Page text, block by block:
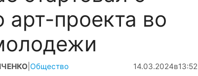
арт-проекта во
Общество 14.03.2024в13:52